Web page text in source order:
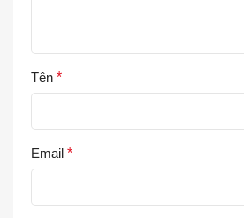
Tên *
Email *